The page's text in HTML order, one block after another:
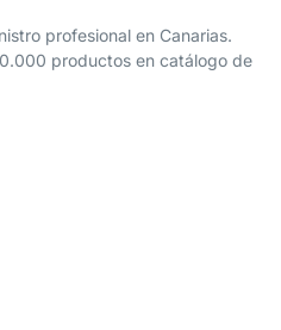
profesional en Canarias.
productos en catálogo de